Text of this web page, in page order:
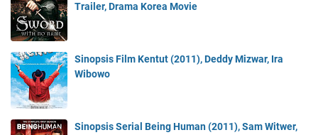
Trailer, Drama Korea Movie
Sinopsis Film Kentut (2011), Deddy Mizwar, Ira
Wibowo
Sinopsis Serial Being Human (2011), Sam Witwer,